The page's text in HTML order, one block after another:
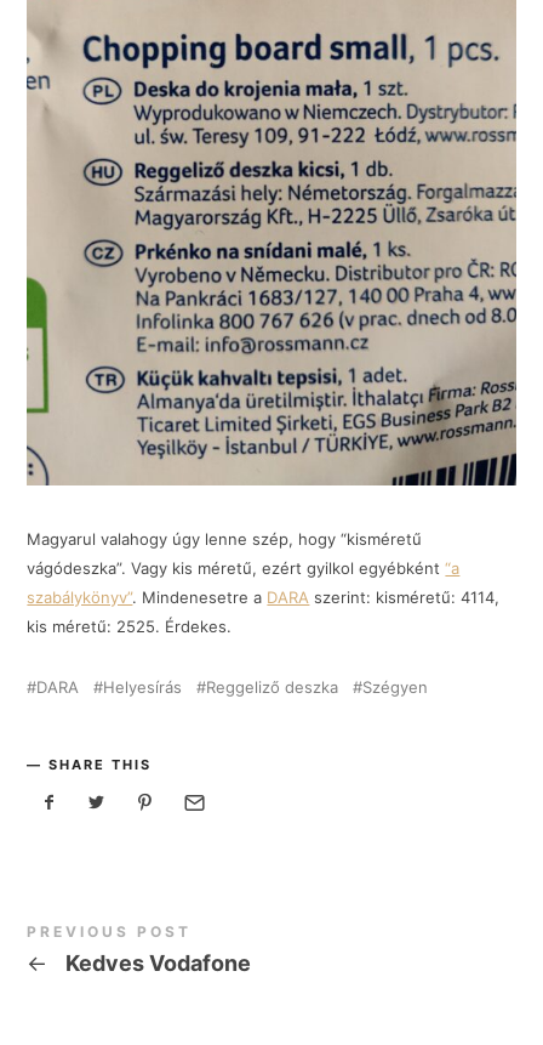
Magyarul valahogy úgy lenne szép, hogy “kisméretű
vágódeszka”. Vagy kis méretű, ezért gyilkol egyébként“a
szabálykönyv”. Mindenesetre a DARA szerint: kisméretű: 4114,
kis méretű: 2525. Érdekes.
DARA Helyesírás Reggeliző deszka Szégyen
SHARE THIS
PREVIOUS POST
← Kedves Vodafone